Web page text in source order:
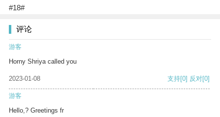
#18#
评论
游客
Horny Shriya called you
2023-01-08 支持[0] 反对[0]
游客
Hello,? Greetings fr